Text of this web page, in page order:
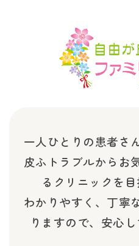
一人ひとりの患者さ
皮ふトラブルから お
るクリニックを目
わかりやすく、丁寧
りますので、安心